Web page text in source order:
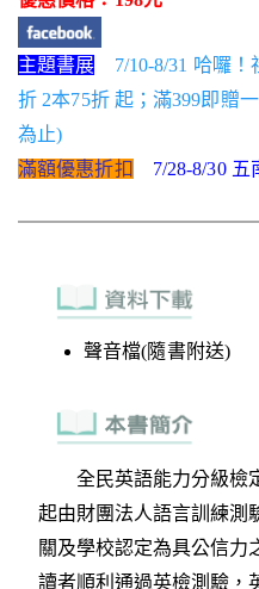
主題書展
7/10-8/31 哈囉
折 2本75折 起；滿399即贈
為止)
滿額優惠折扣
7/28-8/30
聲音檔(隨書附送)